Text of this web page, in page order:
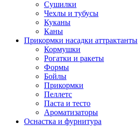
Сушилки
Чехлы и тубусы
Куканы
Каны
Прикормки насадки аттрактанты
Кормушки
Рогатки и ракеты
Формы
Бойлы
Прикормки
Пеллетс
Паста и тесто
Ароматизаторы
Оснастка и фурнитура